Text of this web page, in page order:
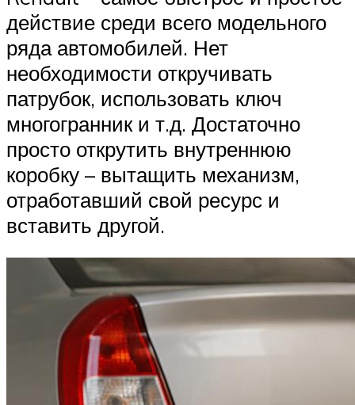
действие среди всего модельного
ряда автомобилей. Нет
необходимости откручивать
патрубок, использовать ключ
многогранник и т.д. Достаточно
просто открутить внутреннюю
коробку – вытащить механизм,
отработавший свой ресурс и
вставить другой.